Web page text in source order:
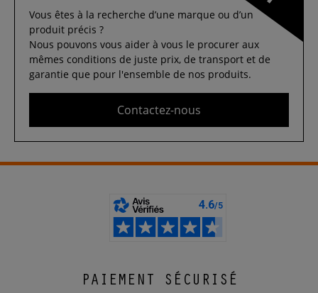
Vous êtes à la recherche d’une marque ou d’un
produit précis ?
Nous pouvons vous aider à vous le procurer aux
mêmes conditions de juste prix, de transport et de
garantie que pour l'ensemble de nos produits.
Contactez-nous
PAIEMENT SÉCURISÉ